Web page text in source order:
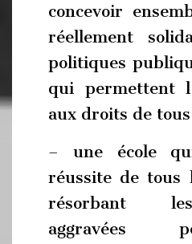
concevoir
réellement
politiques
qui permettent
aux droits de
– une école
réussite de tous
résorbant
aggravées